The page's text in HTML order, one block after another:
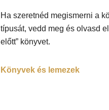
Ha szeretnéd megismerni a
típusát, vedd meg és olvasd
előtt” könyvet.
Könyvek és lemezek